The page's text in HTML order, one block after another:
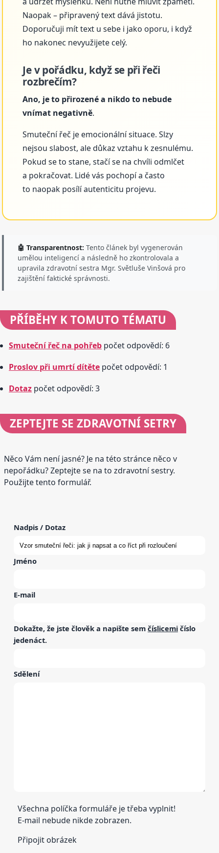
Naopak – připravený text dává jistotu.
Doporučuji mít text u sebe i jako oporu, i když
ho nakonec nevyužijete celý.
Je v pořádku, když se při řeči
rozbrečím?
Ano, je to přirozené a nikdo to nebude
vnímat negativně.
Smuteční řeč je emocionální situace. Slzy
nejsou slabost, ale důkaz vztahu k zesnulému.
Pokud se to stane, stačí se na chvíli odmlčet
a pokračovat. Lidé vás pochopí a často
to naopak posílí autenticitu projevu.
🤖 Transparentnost: Tento článek byl vygenerován
umělou inteligencí a následně ho zkontrolovala a
upravila zdravotní sestra Mgr. Světluše Vinšová pro
zajištění faktické správnosti.
PŘÍBĚHY K TOMUTO TÉMATU
Smuteční řeč na pohřeb počet odpovědí: 6
Proslov při umrtí dítěte počet odpovědí: 1
Dotaz počet odpovědí: 3
ZEPTEJTE SE ZDRAVOTNÍ SETRY
Něco Vám není jasné? Je na této stránce něco v
nepořádku? Zeptejte se na to zdravotní sestry.
Použijte tento formulář.
Nadpis / Dotaz
Jméno
E-mail
Dokažte, že jste člověk a napište sem číslicemi číslo
jedenáct.
Sdělení
Všechna políčka formuláře je třeba vyplnit!
E-mail nebude nikde zobrazen.
Připojit obrázek